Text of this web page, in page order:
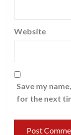
Website
Save my
for the next